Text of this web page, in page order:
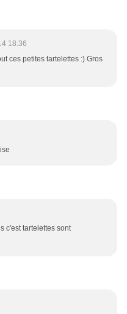
18:36
ces petites tartelettes :) Gros
c'est tartelettes sont